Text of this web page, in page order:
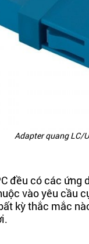
Adapter quang LC/
đều có các
vào yêu cầu
kỳ thắc mắc